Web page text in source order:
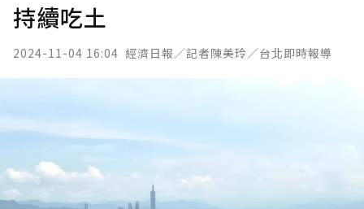
持續吃土
2024-11-04 16:04 經濟日報／記者陳美玲／台北即時報導